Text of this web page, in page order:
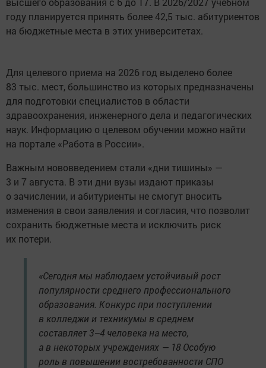
году планируется принять более 42,5 тыс. абитуриентов
на бюджетные места в этих университетах.
Для целевого приема на 2026 год выделено более
83 тыс. мест, большинство из которых предназначены
для подготовки специалистов в области
здравоохранения, инженерного дела и педагогических
наук. Информацию о целевом обучении можно найти
на портале «Работа в России».
Важным нововведением стали «дни тишины» —
3 и 7 августа. В эти дни вузы издают приказы
о зачислении, и абитуриенты не смогут вносить
изменения в свои заявления и согласия, что позволит
сохранить бюджетные места и исключить риск
их потери.
«Сегодня мы наблюдаем устойчивый рост
популярности среднего профессионального
образования. Конкурс при поступлении
в колледжи и техникумы в среднем
составляет 3–4 человека на место,
а в некоторых учреждениях — 18 Особую
роль в повышении востребованности СПО